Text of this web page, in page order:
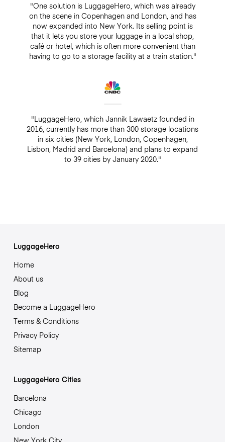
"One solution is LuggageHero, which was already
on the scene in Copenhagen and London, and has
now expanded into New York. Its selling point is
that it lets you store your luggage in a local shop,
café or hotel, which is often more convenient than
having to go to a storage facility at a train station."
"LuggageHero, which Jannik Lawaetz founded in
2016, currently has more than 300 storage locations
in six cities (New York, London, Copenhagen,
Lisbon, Madrid and Barcelona) and plans to expand
to 39 cities by January 2020."
LuggageHero
Home
About us
Blog
Become a LuggageHero
Terms & Conditions
Privacy Policy
Sitemap
LuggageHero Cities
Barcelona
Chicago
London
New York City